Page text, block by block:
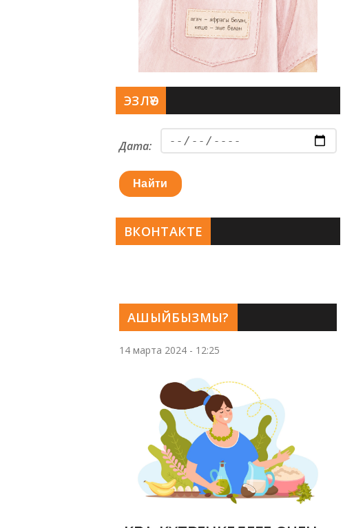
АШЫЙБЫЗМЫ?
14 марта 2024 - 12:25
ЭЗЛӘҮ
Дата:
Найти
ВКОНТАКТЕ